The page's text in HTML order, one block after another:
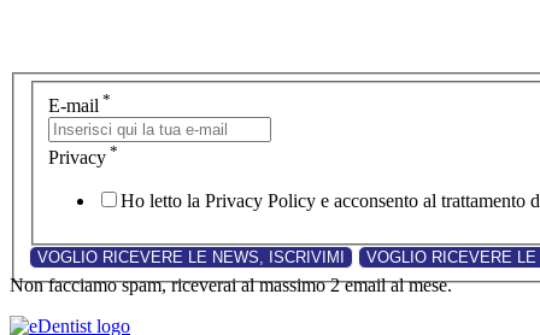
E-mail *
Privacy *
Ho letto la Privacy Policy e acconsento al trattamento
Non facciamo spam, riceverai al massimo 2 email al mese.